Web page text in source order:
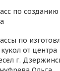
по
по
от центра
г.